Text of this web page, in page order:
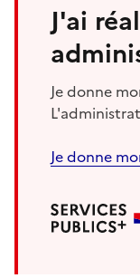
J'ai
Je donne
Je donne